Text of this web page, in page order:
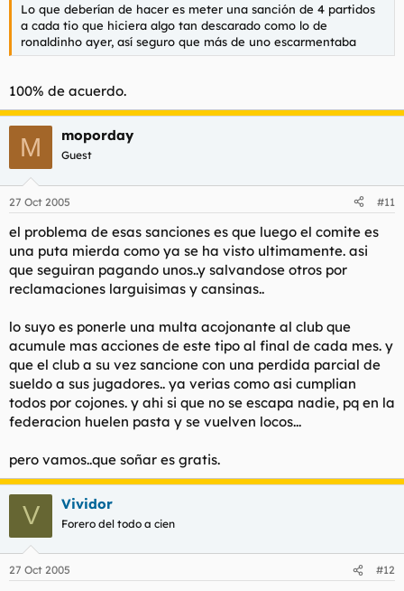
Lo que deberían de hacer es meter una sanción de 4 partidos
a cada tio que hiciera algo tan descarado como lo de
ronaldinho ayer, así seguro que más de uno escarmentaba
100% de acuerdo.
M moporday
Guest
27 Oct 2005 #11
el problema de esas sanciones es que luego el comite es
una puta mierda como ya se ha visto ultimamente. asi
que seguiran pagando unos..y salvandose otros por
reclamaciones larguisimas y cansinas..
lo suyo es ponerle una multa acojonante al club que
acumule mas acciones de este tipo al final de cada mes. y
que el club a su vez sancione con una perdida parcial de
sueldo a sus jugadores.. ya verias como asi cumplian
todos por cojones. y ahi si que no se escapa nadie, pq en la
federacion huelen pasta y se vuelven locos...
pero vamos..que soñar es gratis.
V Vividor
Forero del todo a cien
27 Oct 2005 #12